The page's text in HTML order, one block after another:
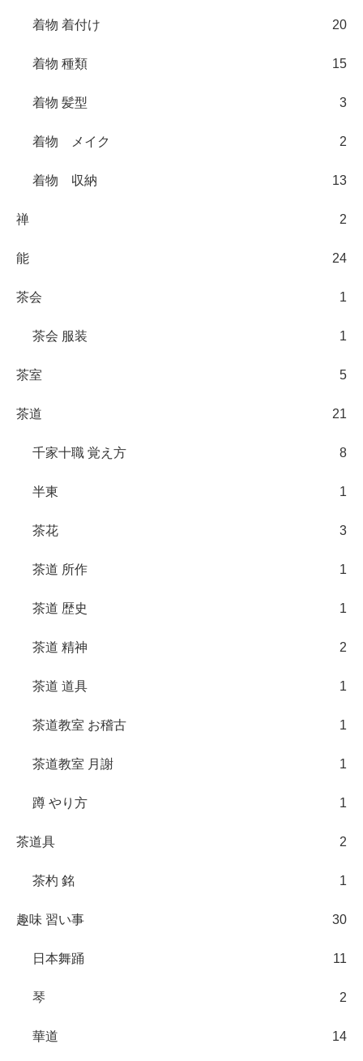
着物 着付け 20
着物 種類 15
着物 髪型 3
着物 メイク 2
着物 収納 13
禅 2
能 24
茶会 1
茶会 服装 1
茶室 5
茶道 21
千家十職 覚え方 8
半東 1
茶花 3
茶道 所作 1
茶道 歴史 1
茶道 精神 2
茶道 道具 1
茶道教室 お稽古 1
茶道教室 月謝 1
蹲 やり方 1
茶道具 2
茶杓 銘 1
趣味 習い事 30
日本舞踊 11
琴 2
華道 14